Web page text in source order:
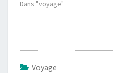
Dans "voyage"
Voyage